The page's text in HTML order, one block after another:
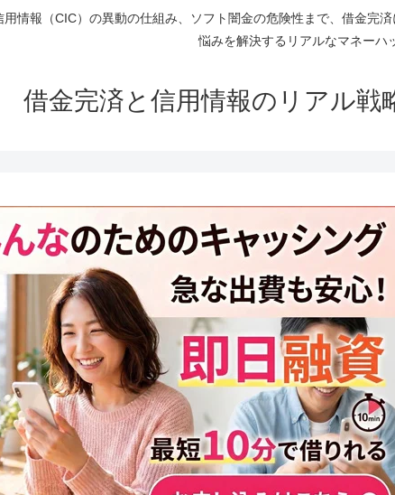
情報（CIC）の異動の仕組み、ソフト闇金の危険性まで、借金完
悩みを解決するリアルなマネーハ
借金完済と信用情報のリアル戦